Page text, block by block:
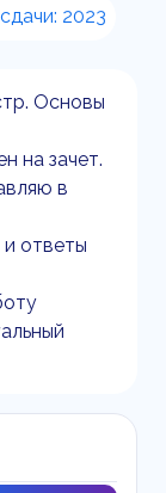
2023
Основы
на зачет.
в
ответы